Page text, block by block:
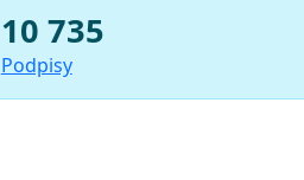
10 735
Podpisy